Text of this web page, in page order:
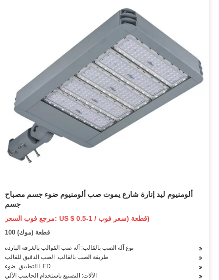
ألومنيوم ليد إنارة شارع يموت صب ألومنيوم ضوء جسم مصباح
جسم
مرجع فوب السعر: US $ 0.5-1 / قطعة (سعر فوب)
100 قطعة (موك)
نوع آلة الصب بالقالب: آلة صب القوالب بالغرفة الباردة
طريقة الصب بالقالب: الصب الدقيق للقالب
التطبيق: ضوء LED
الآلات: التصنيع باستخدام الحاسب الآلي